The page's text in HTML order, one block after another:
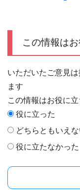
この情報は
いただいたご意見
ます
この情報はお役に
役に立った
どちらともいえ
役に立たなかった